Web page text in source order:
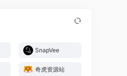
SnapVee
奇虎资源站